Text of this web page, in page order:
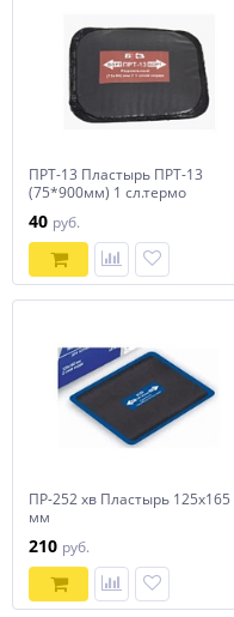
ПРТ-13 Пластырь ПРТ-13
(75*900мм) 1 сл.термо
40 руб.
ПР-252 хв Пластырь 125х165
мм
210 руб.